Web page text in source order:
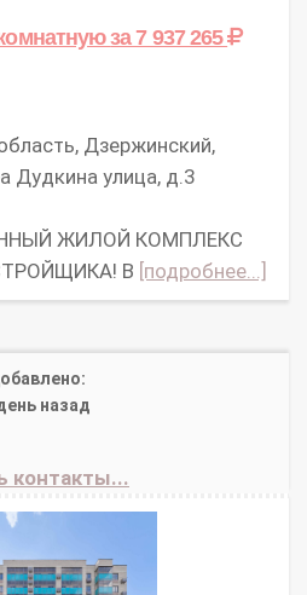
за 7 937 265
Дзержинский,
Дудкина улица, д.3
ЖИЛОЙ КОМПЛЕКС
В [подробнее...]
назад
контакты...